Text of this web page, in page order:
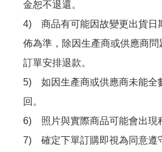
金恕不退還。
4)　商品有可能因故變更出貨
佈為準，除因生產商或供應商
訂單安排退款。
5)　如因生產商或供應商未能全
回。
6)　照片與實際商品可能會出現
7)　確定下單訂購即視為同意